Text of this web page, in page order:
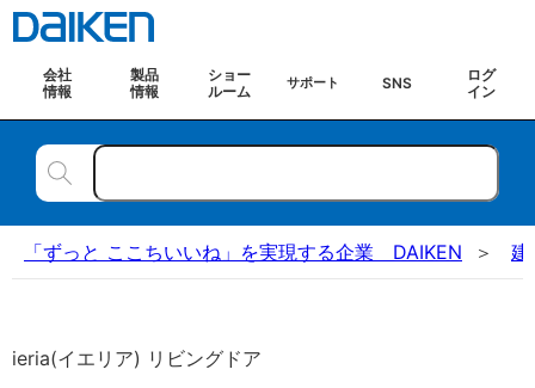
会社
情報
製品
情報
ショー
ルーム
サポート SNS
ログ
イン
「ずっと ここちいいね」を実現する企業 DAIKEN 建
ieria(イエリア) リビングドア